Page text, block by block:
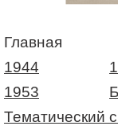
Главная
1944
1953
Тематический